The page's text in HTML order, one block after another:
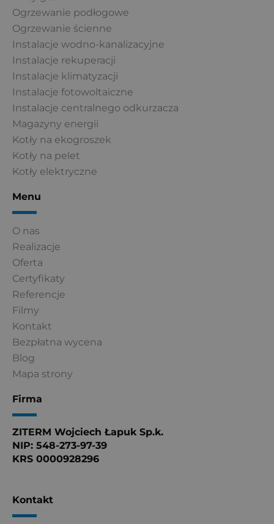
Ogrzewanie podłogowe
Ogrzewanie ścienne
Instalacje wodno-kanalizacyjne
Instalacje rekuperacji
Instalacje klimatyzacji
Instalacje fotowoltaiczne
Instalacje centralnego odkurzacza
Magazyny energii
Kotły na ekogroszek
Kotły na pelet
Kotły elektryczne
Menu
O nas
Realizacje
Oferta
Certyfikaty
Referencje
Filmy
Kontakt
Bezpłatna wycena
Blog
Mapa strony
Firma
ZITERM Wojciech Łapuk Sp.k.
NIP: 548-273-97-39
KRS 0000928296
Kontakt